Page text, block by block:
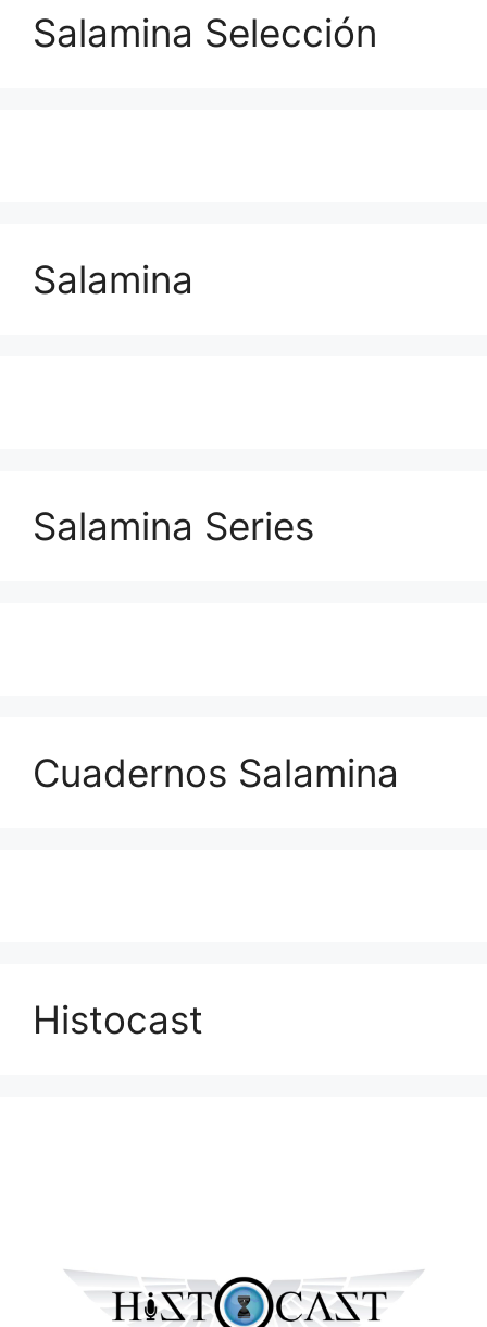
Salamina Selección
Salamina
Salamina Series
Cuadernos Salamina
Histocast